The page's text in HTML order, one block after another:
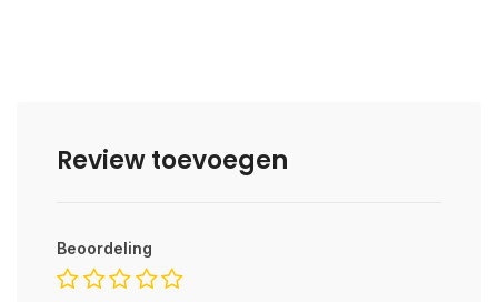
Review toevoegen
Beoordeling